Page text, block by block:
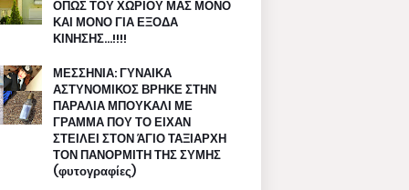
ΟΠΩΣ ΤΟΥ ΧΩΡΙΟΥ ΜΑΣ ΜΟΝΟ
ΚΑΙ ΜΟΝΟ ΓΙΑ ΕΞΟΔΑ
ΚΙΝΗΣΗΣ…!!!!
ΜΕΣΣΗΝΙΑ: ΓΥΝΑΙΚΑ
ΑΣΤΥΝΟΜΙΚΟΣ ΒΡΗΚΕ ΣΤΗΝ
ΠΑΡΑΛΙΑ ΜΠΟΥΚΑΛΙ ΜΕ
ΓΡΑΜΜΑ ΠΟΥ ΤΟ ΕΙΧΑΝ
ΣΤΕΙΛΕΙ ΣΤΟΝ ΆΓΙΟ ΤΑΞΙΑΡΧΗ
ΤΟΝ ΠΑΝΟΡΜΙΤΗ ΤΗΣ ΣΥΜΗΣ
(φυτογραφίες)